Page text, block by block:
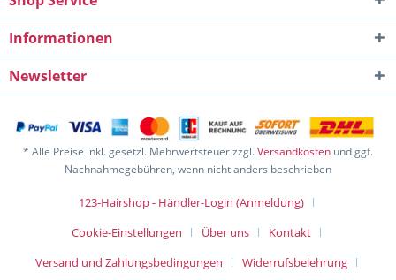
Informationen
Newsletter
* Alle Preise inkl. gesetzl. Mehrwertsteuer zzgl.Versandkosten und ggf.
Nachnahmegebühren, wenn nicht anders beschrieben
123-Hairshop - Händler-Login (Anmeldung)
Cookie-Einstellungen
Über uns
Kontakt
Versand und Zahlungsbedingungen
Widerrufsbelehrung